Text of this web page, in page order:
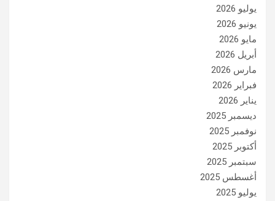
يوليو 2026
يونيو 2026
مايو 2026
أبريل 2026
مارس 2026
فبراير 2026
يناير 2026
ديسمبر 2025
نوفمبر 2025
أكتوبر 2025
سبتمبر 2025
أغسطس 2025
يوليو 2025